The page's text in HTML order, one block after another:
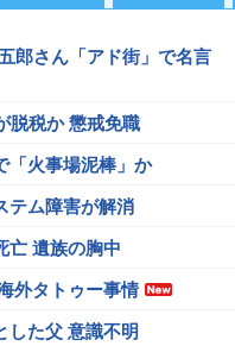
郎さん「アド街」で名言
脱税か 懲戒免職
「火事場泥棒」か
テム障害が解消
亡 遺族の胸中
外タトゥー事情
した父 意識不明